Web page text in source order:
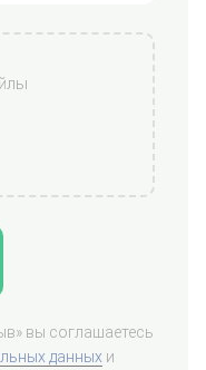
вы соглашаетесь
данных и